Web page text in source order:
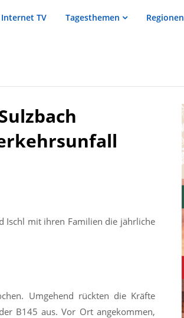
Internet TV Tagesthemen Regionen
Ischl mit ihren Familien die jährliche
Umgehend rückten die Kräfte
B145 aus. Vor Ort angekommen,